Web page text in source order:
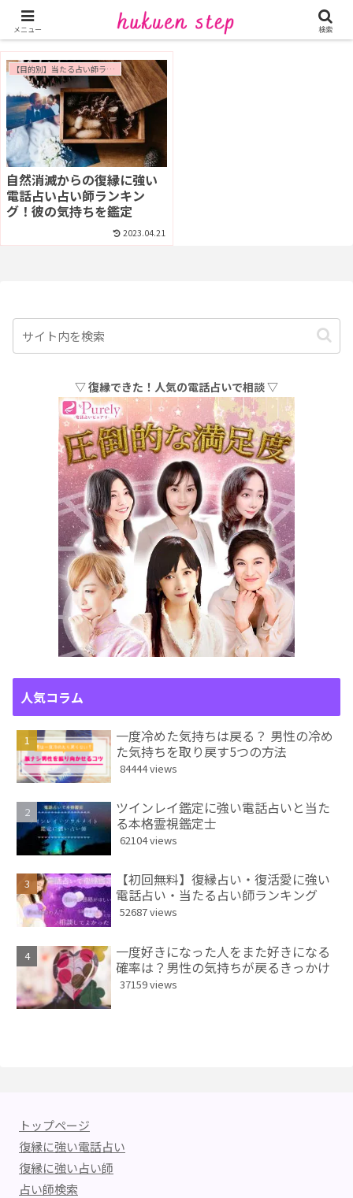
元彼の気持ち占い
【目的別】当たる占い師ランキング
自然消滅からの復縁に強い
電話占い占い師ランキン
グ！彼の気持ちを鑑定
2023.04.21
▽ 復縁できた！人気の電話占いで相談 ▽
人気コラム
一度冷めた気持ちは戻る？ 男性の冷め
た気持ちを取り戻す5つの方法
84444 views
ツインレイ鑑定に強い電話占いと当た
る本格霊視鑑定士
62104 views
【初回無料】復縁占い・復活愛に強い
電話占い・当たる占い師ランキング
52687 views
一度好きになった人をまた好きになる
確率は？男性の気持ちが戻るきっかけ
37159 views
トップページ
復縁に強い電話占い
復縁に強い占い師
占い師検索
メニュー 検索